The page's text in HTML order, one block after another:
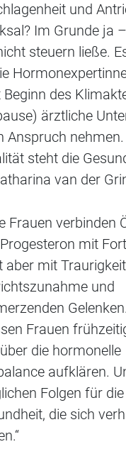
und
Im Grunde ja
steuern ließe.
Beginn des
ärztliche
Anspruch
steht die
van der
Frauen verbinden
mit
aber mit
und
Frauen
die hormonelle
aufklären.
Folgen für die
die sich